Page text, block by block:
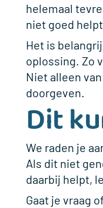
helemaal
niet goed
Het is
oplossing. Zo
Niet alleen
doorgeven.
Dit
We raden je
Als dit niet
daarbij helpt,
Gaat je vraag